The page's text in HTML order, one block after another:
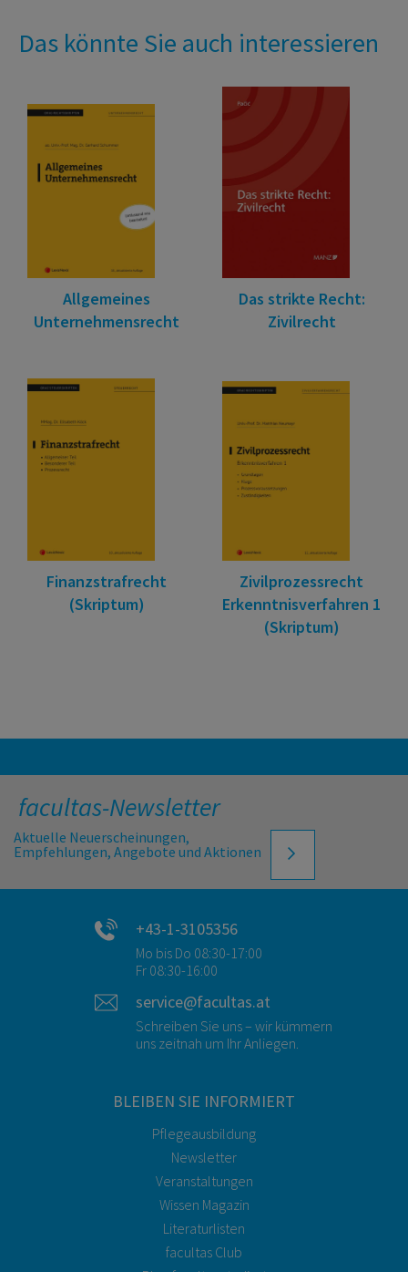
Das könnte Sie auch interessieren
Allgemeines
Unternehmensrecht
Das strikte Recht:
Zivilrecht
Finanzstrafrecht
(Skriptum)
Zivilprozessrecht
Erkenntnisverfahren 1
(Skriptum)
facultas-Newsletter
Aktuelle Neuerscheinungen,
Empfehlungen, Angebote und Aktionen
+43-1-3105356
Mo bis Do 08:30-17:00
Fr 08:30-16:00
service@facultas.at
Schreiben Sie uns – wir kümmern
uns zeitnah um Ihr Anliegen.
BLEIBEN SIE INFORMIERT
Pflegeausbildung
Newsletter
Veranstaltungen
Wissen Magazin
Literaturlisten
facultas Club